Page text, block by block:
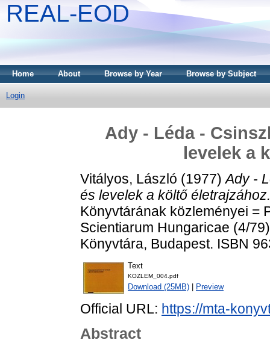
REAL-EOD
Home About Browse by Year Browse by Subject
Login
Ady - Léda -
levelek a
Vitályos, László (1977)Ady -
és levelek a költő életrajzához.
Könyvtárának közleményei =
Scientiarum Hungaricae (4/
Könyvtára, Budapest. ISBN
Text
KOZLEM_004.pdf
Download (25MB) Preview
Official URL: https://mta-
Abstract